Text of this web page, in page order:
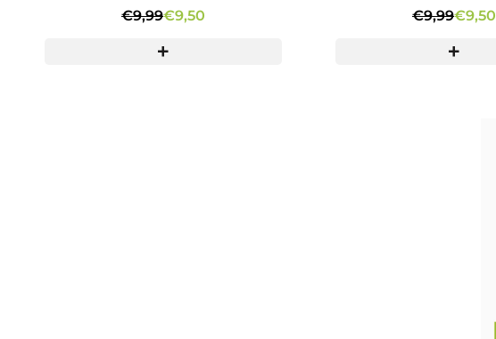
€9,99€9,50 €9,99€9,50